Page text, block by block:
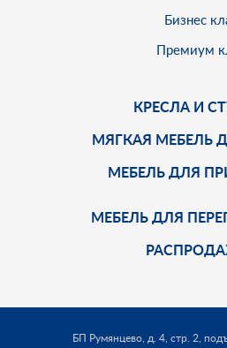
Бизнес
Премиум
КРЕСЛА И
МЯГКАЯ МЕБЕЛЬ
МЕБЕЛЬ ДЛЯ
МЕБЕЛЬ ДЛЯ
БП Румянцево, д. 4, стр. 2,